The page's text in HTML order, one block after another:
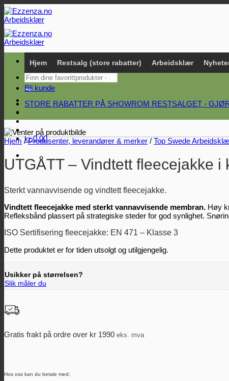
Skip
to
content
Søk
etter:
STORE RABATTER PÅ SHOWROM RESTSALGET -
kr0,00
Hjem Restsalg (store rabatter) Arbeidsklær
Bli kunde
Hjem / Produsenter, leverandører & merker / Top Swede
UTGÅTT – Vindtett fleecejakke i
Sterkt vannavvisende og vindtett fleecejakke.
Vindtett fleecejakke med sterkt vannavvisende membran. Høy
Refleksbånd plassert på strategiske steder for god synlighet.
ISO Sertifisering fleecejakke: EN 471 – Klasse 3
Dette produktet er for tiden utsolgt og utilgjengelig.
Usikker på størrelsen?
Slik måler du
Gratis frakt på ordre over kr 1990 eks. mva
Hos oss kan du betale med: